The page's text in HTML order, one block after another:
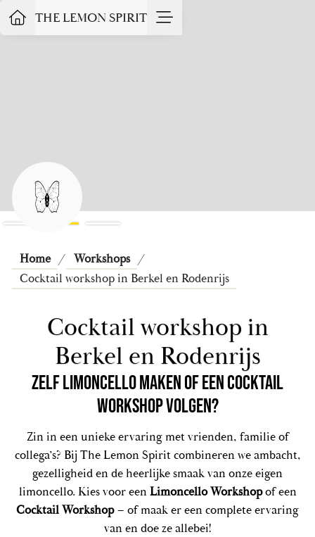
THE LEMON SPIRIT
Slide 3 of 3.
Home / Workshops /
Cocktail workshop in Berkel en Rodenrijs
Cocktail workshop in
Berkel en Rodenrijs
ZELF LIMONCELLO MAKEN OF EEN COCKTAIL
WORKSHOP VOLGEN?
Zin in een unieke ervaring met vrienden, familie of
collega’s? Bij The Lemon Spirit combineren we ambacht,
gezelligheid en de heerlijke smaak van onze eigen
limoncello. Kies voor eenLimoncello Workshopof een
Cocktail Workshop– of maak er een complete ervaring
van en doe ze allebei!